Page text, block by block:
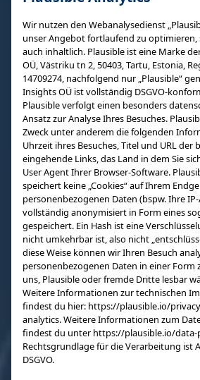
Wir nutzen den Webanalysedienst
unser Angebot fortlaufend zu optimieren,
auch inhaltlich. Plausible ist eine Marke
OÜ, Västriku tn 2, 50403, Tartu, Estonia,
14709274, nachfolgend nur „Plausible“
Insights OÜ ist vollständig DSGVO-
Plausible verfolgt einen besonders
Ansatz zur Analyse Ihres Besuches.
Zweck unter anderem die folgenden
Uhrzeit ihres Besuches, Titel und URL der
eingehende Links, das Land in dem Sie
User Agent Ihrer Browser-Software.
speichert keine „Cookies“ auf Ihrem
personenbezogenen Daten (bspw. Ihre
vollständig anonymisiert in Form eines
gespeichert. Ein Hash ist eine
nicht umkehrbar ist, also nicht
diese Weise können wir Ihren Besuch
personenbezogenen Daten in einer Form
uns, Plausible oder fremde Dritte lesbar
Weitere Informationen zur technischen
findest du hier: https://plausible.io/
analytics. Weitere Informationen zum
findest du unter https://plausible.io/data-
Rechtsgrundlage für die Verarbeitung ist
DSGVO.